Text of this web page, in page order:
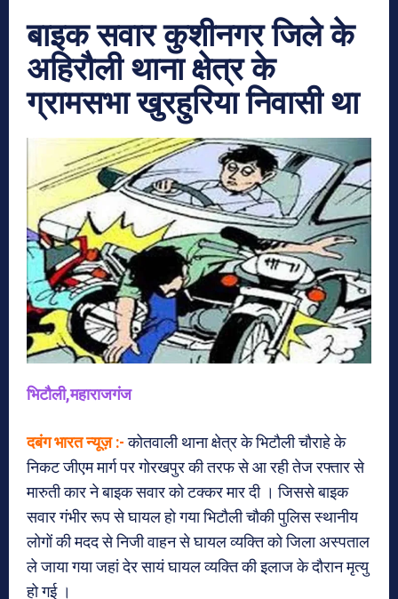
बाइक सवार कुशीनगर जिले के
अहिरौली थाना क्षेत्र के
ग्रामसभा खुरहुरिया निवासी था
भिटौली,महाराजगंज
दबंग भारत न्यूज़ :-कोतवाली थाना क्षेत्र के भिटौली चौराहे के
निकट जीएम मार्ग पर गोरखपुर की तरफ से आ रही तेज रफ्तार से
मारुती कार ने बाइक सवार को टक्कर मार दी । जिससे बाइक
सवार गंभीर रूप से घायल हो गया भिटौली चौकी पुलिस स्थानीय
लोगों की मदद से निजी वाहन से घायल व्यक्ति को जिला अस्पताल
ले जाया गया जहां देर सायं घायल व्यक्ति की इलाज के दौरान मृत्यु
हो गई ।